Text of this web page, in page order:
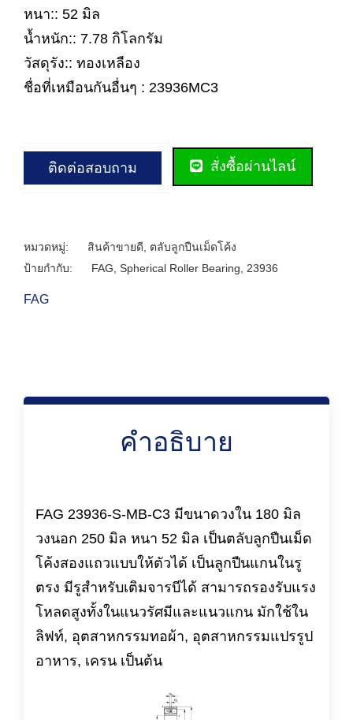
หนา:: 52 มิล
น้ำหนัก:: 7.78 กิโลกรัม
วัสดุรัง:: ทองเหลือง
ชื่อที่เหมือนกันอื่นๆ : 23936MC3
ติดต่อสอบถาม สั่งซื้อผ่านไลน์
หมวดหมู่: สินค้าขายดี
ตลับลูกปืนเม็ดโค้ง
ป้ายกำกับ:
FAG Spherical Roller Bearing 23936
FAG
คำอธิบาย
FAG 23936-S-MB-C3 มีขนาดวงใน 180 มิล
วงนอก 250 มิล หนา 52 มิล เป็นตลับลูกปืนเม็ด
โค้งสองแถวแบบให้ตัวได้ เป็นลูกปืนแกนในรู
ตรง มีรูสำหรับเติมจารบีได้ สามารถรองรับแรง
โหลดสูงทั้งในแนวรัศมีและแนวแกน มักใช้ใน
ลิฟท์, อุตสาหกรรมทอผ้า, อุตสาหกรรมแปรรูป
อาหาร, เครน เป็นต้น